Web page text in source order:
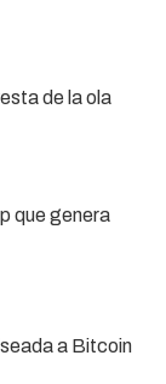
de la ola
que genera
a Bitcoin